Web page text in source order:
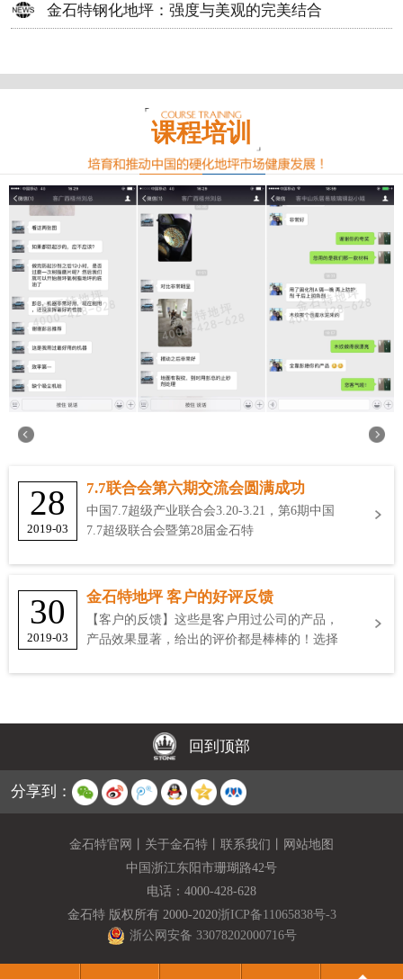
金石特钢化地坪：强度与美观的完美结合
课程培训
28
2019-03
7.7联合会第六期交流会圆满成功
中国7.7超级产业联合会3.20-3.21，第6期中国
7.7超级联合会暨第28届金石特
30
2019-03
金石特地坪 客户的好评反馈
【客户的反馈】这些是客户用过公司的产品，
产品效果显著，给出的评价都是棒棒的！选择
回到顶部
分享到：
金石特官网 关于金石特 联系我们
网站地图
中国浙江东阳市珊瑚路42号
电话： 4000-428-628
金石特 版权所有 2000-2020浙ICP备11065838号-3
浙公网安备 33078202000716号